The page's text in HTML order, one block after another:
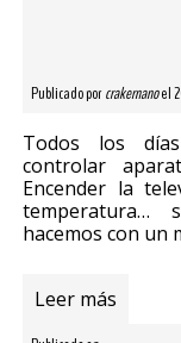
Publicado porcrakernanoel
Todos los
controlar
Encender la
temperatura…
hacemos con un
Leer más